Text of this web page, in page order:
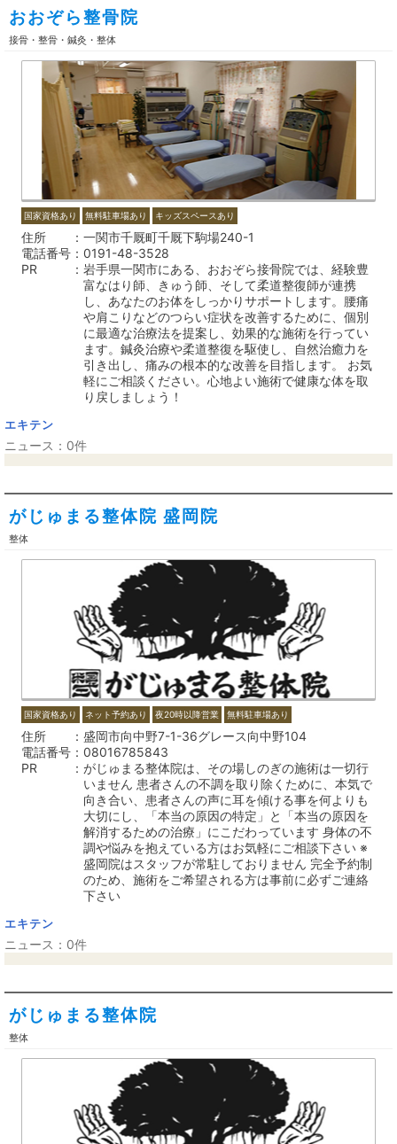
おおぞら整骨院
接骨・整骨・鍼灸・整体
国家資格あり 無料駐車場あり キッズスペースあり
住所
一関市千厩町千厩下駒場240-1
電話番号
0191-48-3528
PR
岩手県一関市にある、おおぞら接骨院では、経験豊
富なはり師、きゅう師、そして柔道整復師が連携
し、あなたのお体をしっかりサポートします。腰痛
や肩こりなどのつらい症状を改善するために、個別
に最適な治療法を提案し、効果的な施術を行ってい
ます。鍼灸治療や柔道整復を駆使し、自然治癒力を
引き出し、痛みの根本的な改善を目指します。 お気
軽にご相談ください。心地よい施術で健康な体を取
り戻しましょう！
エキテン
ニュース：0件
がじゅまる整体院 盛岡院
整体
国家資格あり ネット予約あり 夜20時以降営業 無料駐車場あり
住所
盛岡市向中野7-1-36グレース向中野104
電話番号
08016785843
PR
がじゅまる整体院は、その場しのぎの施術は一切行
いません 患者さんの不調を取り除くために、本気で
向き合い、患者さんの声に耳を傾ける事を何よりも
大切にし、「本当の原因の特定」と「本当の原因を
解消するための治療」にこだわっています 身体の不
調や悩みを抱えている方はお気軽にご相談下さい ※
盛岡院はスタッフが常駐しておりません 完全予約制
のため、施術をご希望される方は事前に必ずご連絡
下さい
エキテン
ニュース：0件
がじゅまる整体院
整体